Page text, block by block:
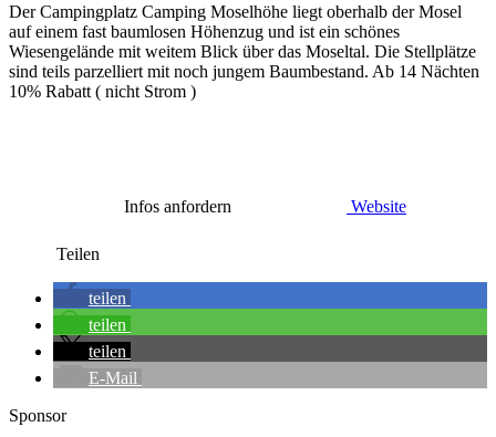
Der Campingplatz Camping Moselhöhe liegt oberhalb der Mosel
auf einem fast baumlosen Höhenzug und ist ein schönes
Wiesengelände mit weitem Blick über das Moseltal. Die Stellplätze
sind teils parzelliert mit noch jungem Baumbestand. Ab 14 Nächten
10% Rabatt ( nicht Strom )
Infos anfordern Website
Teilen
teilen
teilen
teilen
E-Mail
Sponsor